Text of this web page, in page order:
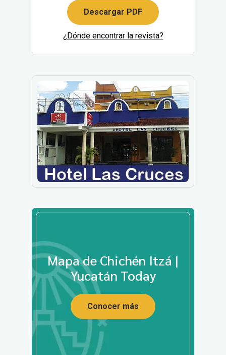
Descargar PDF
¿Dónde encontrar la revista?
Mapa de Chichén Itzá |
Yucatán Today
Conocer más